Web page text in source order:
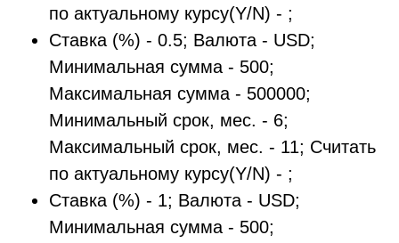
по актуальному курсу(Y/N) - ;
Ставка (%) - 0.5; Валюта - USD;
Минимальная сумма - 500;
Максимальная сумма - 500000;
Минимальный срок, мес. - 6;
Максимальный срок, мес. - 11; Считать
по актуальному курсу(Y/N) - ;
Ставка (%) - 1; Валюта - USD;
Минимальная сумма - 500;